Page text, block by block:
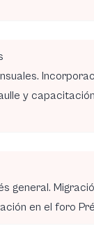
y
general.
en el foro